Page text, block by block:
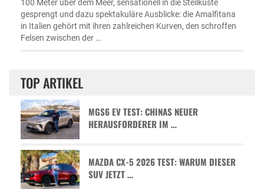
100 Meter über dem Meer, sensationell in die Steilküste
gesprengt und dazu spektakuläre Ausblicke: die Amalfitana
in Italien gehört mit ihren zahlreichen Kurven, den schroffen
Felsen zwischen der …
TOP ARTIKEL
MGS6 EV TEST: CHINAS NEUER
HERAUSFORDERER IM …
MAZDA CX-5 2026 TEST: WARUM DIESER
SUV JETZT …